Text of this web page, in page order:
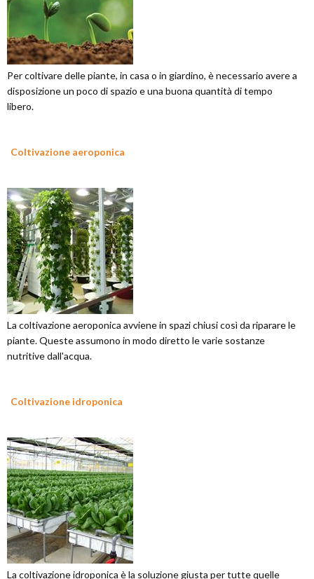
Per coltivare delle piante, in casa o in giardino, è necessario avere a
disposizione un poco di spazio e una buona quantità di tempo
libero.
Coltivazione aeroponica
La coltivazione aeroponica avviene in spazi chiusi così da riparare le
piante. Queste assumono in modo diretto le varie sostanze
nutritive dall'acqua.
Coltivazione idroponica
La coltivazione idroponica è la soluzione giusta per tutte quelle